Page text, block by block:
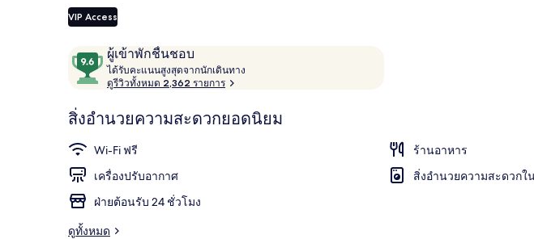
VIP Access
รีวิว ผู้เข้าพักชื่นชอบ
9.6
จาก
10,
เข้า
พัก
ชื่น
ได้รับคะแนนสูงสุดจากนักเดินทาง
บ
ค
ดูรีวิวทั้งหมด 2,362 รายการ
สิ่งอำนวยความสะดวกยอดนิยม
Wi-Fi ฟรี
ร้านอาหาร
เครื่องปรับอากาศ
สิ่งอำนวยความสะดวกใ
ฝ่ายต้อนรับ 24 ชั่วโมง
ดูทั้งหมด